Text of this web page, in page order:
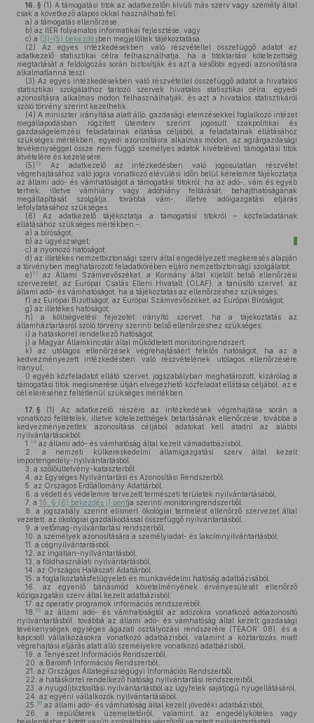
16. § (1) A támogatási titok az adatkezelőn kívüli más szerv vagy személy által
csak a következő alapos okkal használható fel:
a) a támogatás ellenőrzése,
b) az IIER folyamatos informatikai fejlesztése, vagy
c) a (3)–(5) bekezdésben megjelöltek tájékoztatása.
(2) Az egyes intézkedésekben való részvétellel összefüggő adatot az
adatkezelő statisztikai célra felhasználhatja, ha a titoktartási kötelezettség
megtartását a feldolgozás során biztosítják és azt a későbbi egyedi azonosításra
alkalmatlanná teszi.
(3) Az egyes intézkedésekben való részvétellel összefüggő adatot a hivatalos
statisztikai szolgálathoz tartozó szervek hivatalos statisztikai célra, egyedi
azonosításra alkalmas módon felhasználhatják, és azt a hivatalos statisztikáról
szóló törvény szerint kezelhetik.
(4) A miniszter irányítása alatt álló, gazdasági elemzésekkel foglalkozó intézet
megállapodásban rögzített ütemterv szerint jogosult szakpolitikai és
gazdaságelemzési feladatainak ellátása céljából, a feladatainak ellátásához
szükséges mértékben, egyedi azonosításra alkalmas módon, az agrárgazdasági
tevékenységgel össze nem függő személyes adatok kivételével támogatási titok
átvételére és kezelésére.
(5) 12
Az adatkezelő az intézkedésben való jogosulatlan részvétel
végrehajtásához való jogra vonatkozó elévülési időn belül kérelemre tájékoztatja
az állami adó- és vámhatóságot a támogatási titokról, ha az adó-, vám és egyéb
terhek, illetve vámhiány vagy adóhiány feltárását, behajthatóságának
megállapítását szolgálja, továbbá vám-, illetve adóigazgatási eljárás
lefolytatásához szükséges.
(6) Az adatkezelő tájékoztatja a támogatási titokról – közfeladatának
ellátásához szükséges mértékben –:
a) a bíróságot;
b) az ügyészséget;
c) a nyomozó hatóságot;
d) az illetékes nemzetbiztonsági szerv által engedélyezett megkeresés alapján
a törvényben meghatározott feladatkörében eljáró nemzetbiztonsági szolgálatot;
e) 13
az Állami Számvevőszéket, a Kormány által kijelölt belső ellenőrzési
szervezetet, az Európai Csalás Elleni Hivatalt (OLAF), a tanúsító szervet, az
állami adó- és vámhatóságot, ha a tájékoztatás az ellenőrzéshez szükséges;
f) az Európai Bizottságot, az Európai Számvevőszéket, az Európai Bíróságot;
g) az illetékes hatóságot;
h) a költségvetési fejezetet irányító szervet, ha a tájékoztatás az
államháztartásról szóló törvény szerinti belső ellenőrzéshez szükséges;
i) a hatáskörrel rendelkező hatóságot;
j) a Magyar Államkincstár által működtetett monitoringrendszert;
k) az utólagos ellenőrzések végrehajtásáért felelős hatóságot, ha az a
kedvezményezett intézkedésben való részvételének utólagos ellenőrzésére
irányul;
l) egyéb közfeladatot ellátó szervet, jogszabályban meghatározott, kizárólag a
támogatási titok megismerése útján elvégezhető közfeladat ellátása céljából, az e
cél eléréséhez feltétlenül szükséges mértékben.
17. § (1)
Az adatkezelő részére az intézkedések végrehajtása során a
vonatkozó feltételek, illetve kötelezettségek betartásának ellenőrzése, továbbá a
kedvezményezettek azonosítása céljából adatokat kell átadni az alábbi
nyilvántartásokból:
1. 14 az állami adó- és vámhatóság által kezelt vámadatbázisból,
2.
a nemzeti külkereskedelmi államigazgatási szerv által kezelt
importengedély-nyilvántartásból,
3. a szőlőültetvény-kataszterből,
4. az Egységes Nyilvántartási és Azonosítási Rendszerből,
5. az Országos Erdőállomány Adattárból,
6. a védett és védelemre tervezett természeti területek nyilvántartásából,
7. a 16. § (6) bekezdés j) pontja szerinti monitoringrendszerből,
8.
a jogszabály szerint elismert ökológiai termelést ellenőrző szervezet által
vezetett, az ökológiai gazdálkodással összefüggő nyilvántartásból,
9. a vetőmag-nyilvántartási rendszerből,
10. a személyek azonosítására a személyiadat- és lakcímnyilvántartásból,
11. a cégnyilvántartásból,
12. az ingatlan-nyilvántartásból,
13. a földhasználati nyilvántartásból,
14. az Országos Halászati Adattárból,
15. a foglalkoztatásfelügyeleti és munkavédelmi hatóság adatbázisából,
16.
az egyenlő bánásmód követelményének érvényesülését ellenőrző
közigazgatási szerv által kezelt adatbázisból,
17. az operatív programok információs rendszeréből,
18. 15
az állami adó- és vámhatóságtól az adózókra vonatkozó adóazonosító
nyilvántartásból, továbbá az állami adó- és vámhatóság által kezelt gazdasági
tevékenységek egységes ágazati osztályozási rendszerére (TEAOR’ 08), és a
kapcsolt vállalkozásokra vonatkozó adatbázisból, valamint a köztartozás miatt
végrehajtási eljárás alatt álló személyekre vonatkozó adatbázisból,
19. a Tenyészet Információs Rendszerből,
20. a Baromfi Információs Rendszerből,
21. az Országos Állategészségügyi Információs Rendszerből,
22. a hatáskörrel rendelkező hatóság nyilvántartási rendszereiből,
23. a nyugdíjbiztosítási nyilvántartásból az ügyfelek sajátjogú nyugellátásáról,
24. az egyéni vállalkozók nyilvántartásából,
25. 16 az állami adó- és vámhatóság által kezelt jövedéki adatbázisból,
26.
a repülőterek üzemeltetőiről, valamint az engedélyköteles vagy